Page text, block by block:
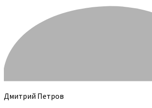
Дмитрий Петров